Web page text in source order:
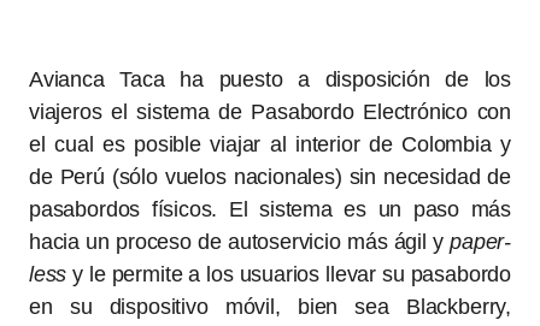
Avianca Taca ha puesto a disposición de los
viajeros el sistema de Pasabordo Electrónico con
el cual es posible viajar al interior de Colombia y
de Perú (sólo vuelos nacionales) sin necesidad de
pasabordos físicos. El sistema es un paso más
hacia un proceso de autoservicio más ágil ypaper-
less y le permite a los usuarios llevar su pasabordo
en su dispositivo móvil, bien sea Blackberry,